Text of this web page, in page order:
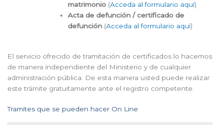
matrimonio (Acceda al formulario aquí)
Acta de defunción / certificado de
defunción (Acceda al formulario aquí)
El servicio ofrecido de tramitación de certificados lo hacemos
de manera independiente del Ministerio y de cualquier
administración pública. De esta manera usted puede realizar
este trámite gratuitamente ante el registro competente.
Tramites que se pueden hacer On Line